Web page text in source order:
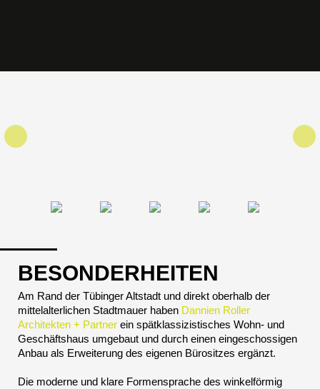
BESONDERHEITEN
Am Rand der Tübinger Altstadt und direkt oberhalb der
mittelalterlichen Stadtmauer haben Dannien Roller
Architekten + Partner ein spätklassizistisches Wohn- und
Geschäftshaus umgebaut und durch einen eingeschossigen
Anbau als Erweiterung des eigenen Bürositzes ergänzt.
Die moderne und klare Formensprache des winkelförmig